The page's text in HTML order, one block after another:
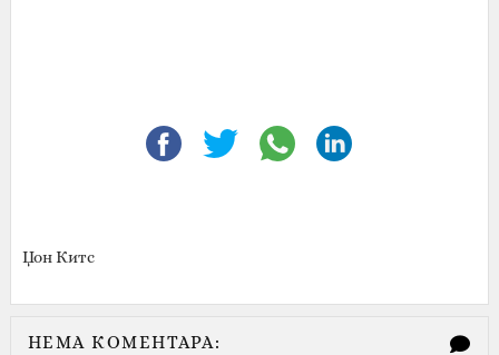
Џон Китс‎
НЕМА КОМЕНТАРА: